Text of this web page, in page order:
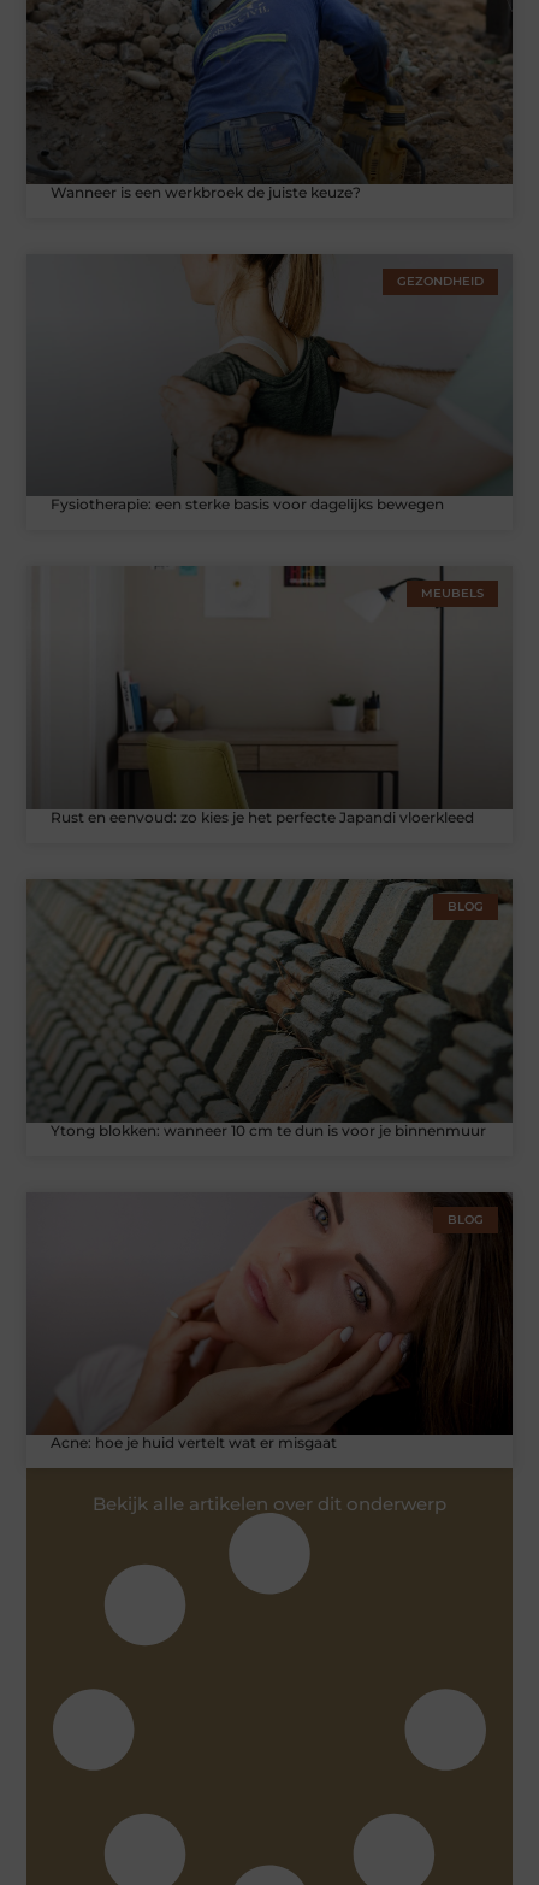
Wanneer is een werkbroek de juiste keuze?
GEZONDHEID
Fysiotherapie: een sterke basis voor dagelijks bewegen
MEUBELS
Rust en eenvoud: zo kies je het perfecte Japandi vloerkleed
BLOG
Ytong blokken: wanneer 10 cm te dun is voor je binnenmuur
BLOG
Acne: hoe je huid vertelt wat er misgaat
Bekijk alle artikelen over dit onderwerp